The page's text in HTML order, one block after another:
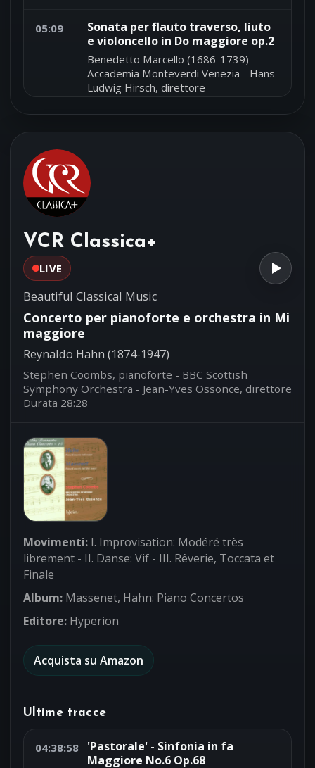
05:09
Sonata per flauto traverso, liuto
e violoncello in Do maggiore op.2
Benedetto Marcello (1686-1739)
Accademia Monteverdi Venezia - Hans
Ludwig Hirsch, direttore
Ensemble 415
04:44
Andrea Luchesi (1741-1801)
Roberto Plano, pianoforte
VCR Classica+
LIVE
Beautiful Classical Music
Concerto per pianoforte e orchestra in Mi
maggiore
Reynaldo Hahn (1874-1947)
Stephen Coombs, pianoforte - BBC Scottish
Symphony Orchestra - Jean-Yves Ossonce, direttore
Durata 28:28
Movimenti: I. Improvisation: Modéré très
librement - II. Danse: Vif - III. Rêverie, Toccata et
Finale
Album: Massenet, Hahn: Piano Concertos
Editore: Hyperion
Acquista su Amazon
Ultime tracce
04:38:58
'Pastorale' - Sinfonia in fa
Maggiore No.6 Op.68